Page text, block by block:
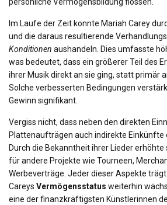
persönliche Vermögensbildung flossen.
Im Laufe der Zeit konnte Mariah Carey
und die daraus resultierende
Konditionen aushandeln. Dies umfasste
was bedeutet, dass ein größerer Teil des
ihrer Musik direkt an sie ging, statt primär
Solche verbesserten Bedingungen
Gewinn signifikant.
Vergiss nicht, dass neben den direkten
Plattenaufträgen auch indirekte Einkünfte
Durch die Bekanntheit ihrer Lieder
für andere Projekte wie Tourneen,
Werbeverträge. Jeder dieser Aspekte
Careys Vermögensstatus weiterhin
eine der finanzkräftigsten Künstlerinnen